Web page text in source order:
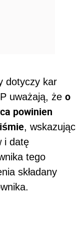
dotyczy kar
uważają, że o
powinien
, wskazując
i datę
tego
składany